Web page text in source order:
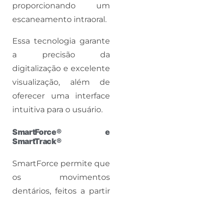
proporcionando um
escaneamento intraoral.
Essa tecnologia garante
a precisão da
digitalização e excelente
visualização, além de
oferecer uma interface
intuitiva para o usuário.
SmartForce® e
SmartTrack®
SmartForce permite que
os movimentos
dentários, feitos a partir